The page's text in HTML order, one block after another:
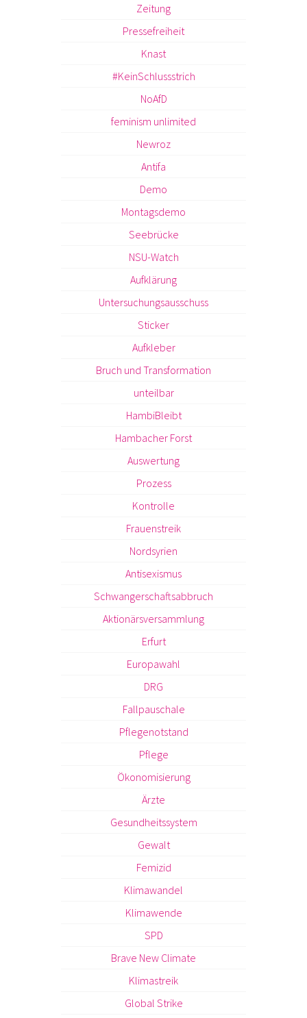
Zeitung
Pressefreiheit
Knast
#KeinSchlussstrich
NoAfD
feminism unlimited
Newroz
Antifa
Demo
Montagsdemo
Seebrücke
NSU-Watch
Aufklärung
Untersuchungsausschuss
Sticker
Aufkleber
Bruch und Transformation
unteilbar
HambiBleibt
Hambacher Forst
Auswertung
Prozess
Kontrolle
Frauenstreik
Nordsyrien
Antisexismus
Schwangerschaftsabbruch
Aktionärsversammlung
Erfurt
Europawahl
DRG
Fallpauschale
Pflegenotstand
Pflege
Ökonomisierung
Ärzte
Gesundheitssystem
Gewalt
Femizid
Klimawandel
Klimawende
SPD
Brave New Climate
Klimastreik
Global Strike